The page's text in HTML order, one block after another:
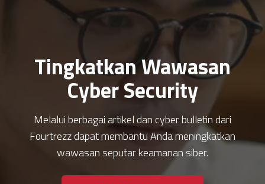
Tingkatkan Wawasan
Cyber Security
Melalui berbagai artikel dan cyber bulletin dari
Fourtrezz dapat membantu Anda meningkatkan
wawasan seputar keamanan siber.